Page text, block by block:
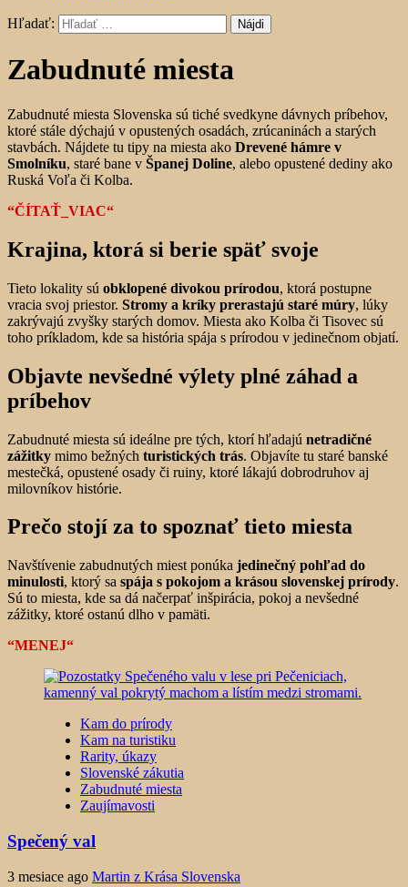
Hľadať:
Zabudnuté miesta
Zabudnuté miesta Slovenska sú tiché svedkyne dávnych príbehov,
ktoré stále dýchajú v opustených osadách, zrúcaninách a starých
stavbách. Nájdete tu tipy na miesta ako Drevené hámre v
Smolníku, staré bane v Španej Doline, alebo opustené dediny ako
Ruská Voľa či Kolba.
“ČÍTAŤ_VIAC“
Krajina, ktorá si berie späť svoje
Tieto lokality sú obklopené divokou prírodou, ktorá postupne
vracia svoj priestor. Stromy a kríky prerastajú staré múry, lúky
zakrývajú zvyšky starých domov. Miesta ako Kolba či Tisovec sú
toho príkladom, kde sa história spája s prírodou v jedinečnom objatí.
Objavte nevšedné výlety plné záhad a
príbehov
Zabudnuté miesta sú ideálne pre tých, ktorí hľadajú netradičné
zážitky mimo bežných turistických trás. Objavíte tu staré banské
mestečká, opustené osady či ruiny, ktoré lákajú dobrodruhov aj
milovníkov histórie.
Prečo stojí za to spoznať tieto miesta
Navštívenie zabudnutých miest ponúka jedinečný pohľad do
minulosti, ktorý sa spája s pokojom a krásou slovenskej prírody.
Sú to miesta, kde sa dá načerpať inšpirácia, pokoj a nevšedné
zážitky, ktoré ostanú dlho v pamäti.
“MENEJ“
Kam do prírody
Kam na turistiku
Rarity, úkazy
Slovenské zákutia
Zabudnuté miesta
Zaujímavosti
Spečený val
3 mesiace ago Martin z Krása Slovenska